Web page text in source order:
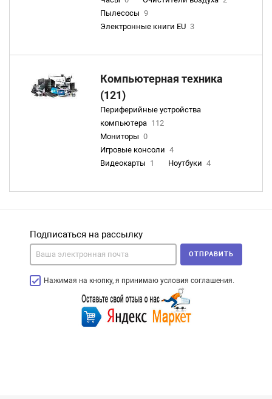
Пылесосы 9
Электронные книги EU 3
Компьютерная техника
(121)
Периферийные устройства
компьютера 112
Мониторы 0
Игровые консоли 4
Видеокарты 1 Ноутбуки 4
Подписаться на рассылку
Нажимая на кнопку, я принимаю условия соглашения.
ОТПРАВИТЬ